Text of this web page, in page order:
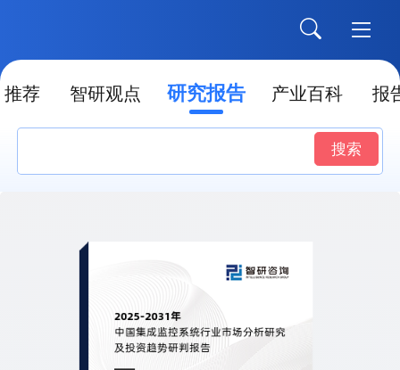
推荐 智研观点 研究报告 产业百科 报
搜索